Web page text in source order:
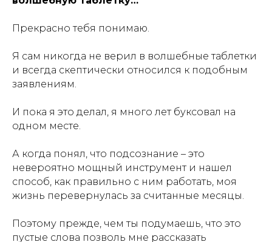
Прекрасно тебя понимаю.
Я сам никогда не верил в волшебные таблетки
и всегда скептически относился к подобным
заявлениям.
И пока я это делал, я много лет буксовал на
одном месте.
А когда понял, что подсознание – это
невероятно мощный инструмент и нашел
способ, как правильно с ним работать, моя
жизнь перевернулась за считанные месяцы.
Поэтому прежде, чем ты подумаешь, что это
пустые слова позволь мне рассказать